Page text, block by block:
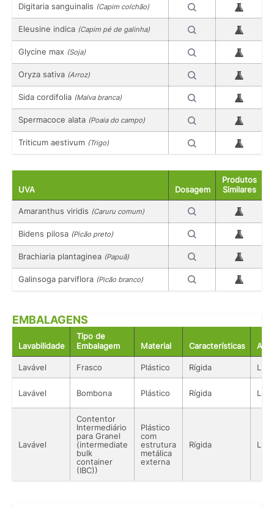
Digitaria sanguinalis (Capim colchão)
Eleusine indica (Capim pé de galinha)
Glycine max (Soja)
Oryza sativa (Arroz)
Sida cordifolia (Malva branca)
Spermacoce alata (Poaia do campo)
Triticum aestivum (Trigo)
UVA Dosagem
Produtos
Similares
Amaranthus viridis (Caruru comum)
Bidens pilosa (Picão preto)
Brachiaria plantaginea (Papuã)
Galinsoga parviflora (Picão branco)
EMBALAGENS
Lavabilidade
Tipo de
Embalagem
Material Características
Lavável Frasco Plástico Rígida
Lavável Bombona Plástico Rígida
Lavável
Contentor
Intermediário
para Granel
(intermediate
bulk
container
(IBC))
Plástico
com
estrutura
metálica
externa
Rígida